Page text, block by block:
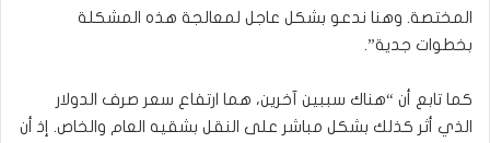
المختصة. وهنا ندعو بشكل عاجل لمعالجة هذه المشكلة
بخطوات جدية”.
كما تابع أن “هناك سببين آخرين، هما ارتفاع سعر صرف الدولار
الذي أثر كذلك بشكل مباشر على النقل بشقيه العام والخاص. إذ أن